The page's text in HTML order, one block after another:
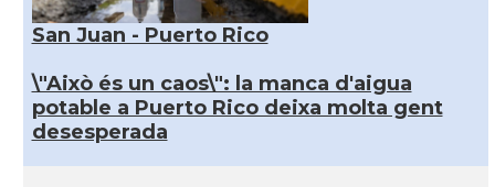
San Juan - Puerto Rico
\"Això és un caos\": la manca d'aigua
potable a Puerto Rico deixa molta gent
desesperada